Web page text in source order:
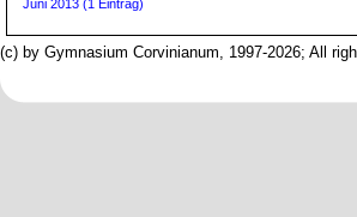
Juni 2013 (1 Eintrag)
(c) by Gymnasium Corvinianum, 1997-2026; All